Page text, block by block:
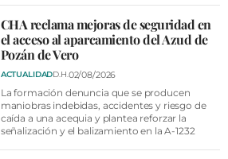
INICIAR SESIÓN
CHA reclama mejoras de seguridad en
el acceso al aparcamiento del Azud de
Pozán de Vero
ACTUALIDADD.H.02/08/2026
La formación denuncia que se producen
maniobras indebidas, accidentes y riesgo de
caída a una acequia y plantea reforzar la
señalización y el balizamiento en la A-1232